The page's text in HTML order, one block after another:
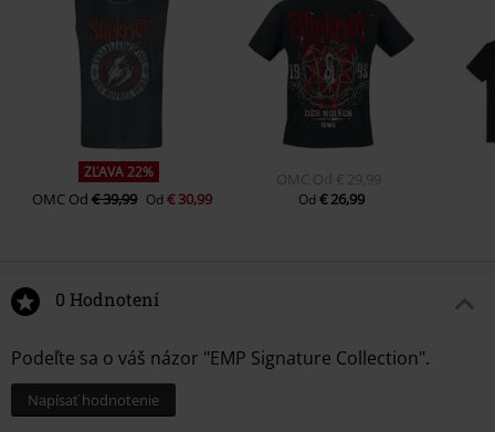
ZĽAVA 22%
OMC Od€ 39,99 Od € 30,99
OMC Od € 29,99
Od€ 26,99
0 Hodnotení
Podeľte sa o váš názor "EMP Signature Collection".
Napísať hodnotenie